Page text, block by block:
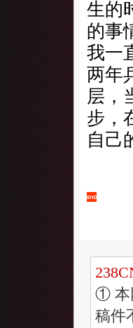
生的
的事
我一
两年
层，
步，
自己
① 本
稿件